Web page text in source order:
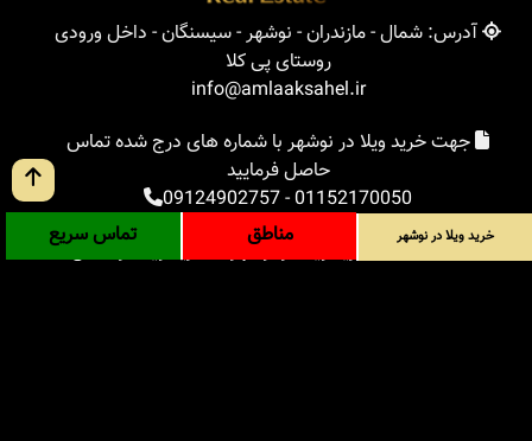
آدرس: شمال - مازندران - نوشهر - سیسنگان - داخل ورودی
روستای پی کلا
info@amlaaksahel.ir
جهت خرید ویلا در نوشهر با شماره های درج شده تماس
حاصل فرمایید
01152170050
-
09124902757
املاک ساحل
خرید ویلا در نوشهر
خرید ویلا در شمال
خرید ویلا در نوشهر مناطق تماس سریع